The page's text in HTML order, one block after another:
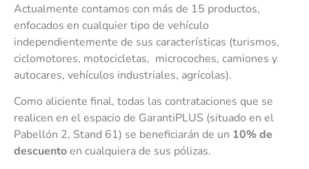
Actualmente contamos con más de 15 productos,
enfocados en cualquier tipo de vehículo
independientemente de sus características (turismos,
ciclomotores, motocicletas, microcoches, camiones y
autocares, vehículos industriales, agrícolas).
Como aliciente final, todas las contrataciones que se
realicen en el espacio de GarantiPLUS (situado en el
Pabellón 2, Stand 61) se beneficiarán de un 10% de
descuentoen cualquiera de sus pólizas.